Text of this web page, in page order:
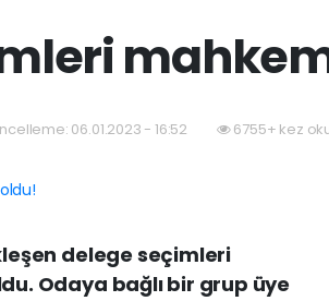
06.01.2023 - 16:52 6755+ kez
delege seçimleri
Odaya bağlı bir grup üye